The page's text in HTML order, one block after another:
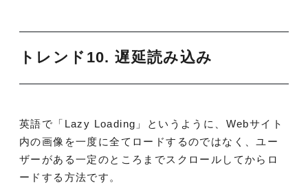
トレンド10.遅延読み込み
英語で「Lazy Loading」というように、Webサイト
内の画像を一度に全てロードするのではなく、ユー
ザーがある一定のところまでスクロールしてからロ
ードする方法です。